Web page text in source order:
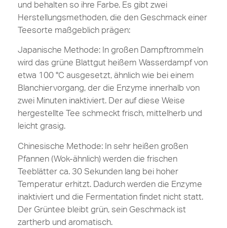
und behalten so ihre Farbe. Es gibt zwei
Herstellungsmethoden, die den Geschmack einer
Teesorte maßgeblich prägen:
Japanische Methode: In großen Dampftrommeln
wird das grüne Blattgut heißem Wasserdampf von
etwa 100 °C ausgesetzt, ähnlich wie bei einem
Blanchiervorgang, der die Enzyme innerhalb von
zwei Minuten inaktiviert. Der auf diese Weise
hergestellte Tee schmeckt frisch, mittelherb und
leicht grasig.
Chinesische Methode: In sehr heißen großen
Pfannen (Wok-ähnlich) werden die frischen
Teeblätter ca. 30 Sekunden lang bei hoher
Temperatur erhitzt. Dadurch werden die Enzyme
inaktiviert und die Fermentation findet nicht statt.
Der Grüntee bleibt grün, sein Geschmack ist
zartherb und aromatisch.